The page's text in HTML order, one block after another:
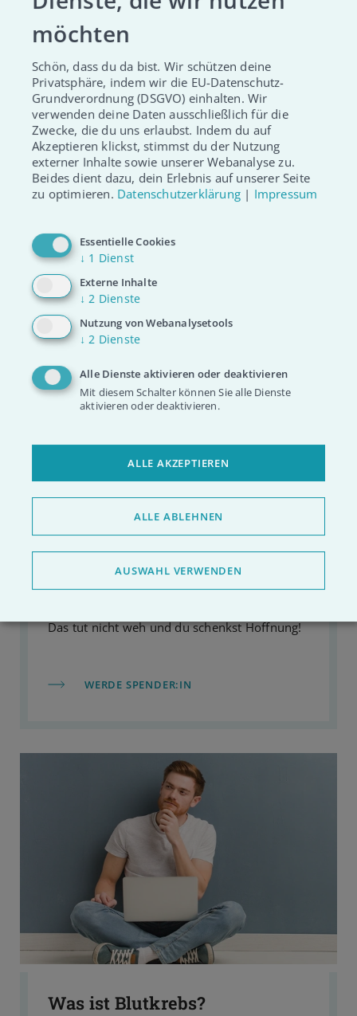
Die Voraussetzungen, um
Spender:in zu werden
Zum Schutz von dir und deinem Zwilling,
solltest du als Spender:in zwischen 16 und 45
Jahre alt und gesund sein. Am Besten du
checkst gleich mal, was das bedeutet.
Greif zu den Stäbchen
Mit einem einfachen Wangenabstrich wirst du
vielleicht zum Lebensretter. Bestell dir
Das tut nicht weh und du schenkst Hoffnung!
WERDE SPENDER:IN
Was ist Blutkrebs?
möchten
Schön, dass du da bist. Wir schützen deine
Privatsphäre, indem wir die EU-Datenschutz-
Grundverordnung (DSGVO) einhalten. Wir
verwenden deine Daten ausschließlich für die
Zwecke, die du uns erlaubst. Indem du auf
Akzeptieren klickst, stimmst du der Nutzung
externer Inhalte sowie unserer Webanalyse zu.
Beides dient dazu, dein Erlebnis auf unserer Seite
zu optimieren. Datenschutzerklärung | Impressum
Essentielle Cookies
↓ 1 Dienst
Externe Inhalte
↓ 2 Dienste
Nutzung von Webanalysetools
↓ 2 Dienste
Alle Dienste aktivieren oder deaktivieren
Mit diesem Schalter können Sie alle Dienste
aktivieren oder deaktivieren.
ALLE ABLEHNEN
AUSWAHL VERWENDEN
ALLE AKZEPTIEREN